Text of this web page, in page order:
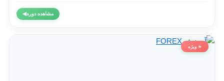
مشاهده دوره◀
⭐ ویژه